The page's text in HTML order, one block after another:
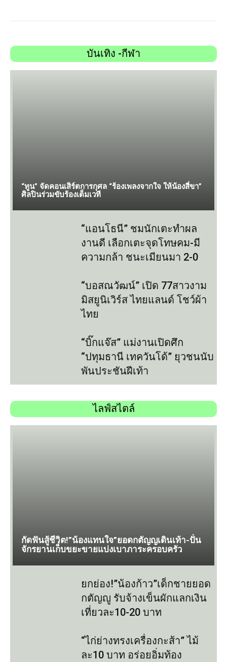
บันเทิง -กีฬา
“ทูน” จัดคอนเสิร์ตการกุศล “ร้องเพลงจากใจ ให้น้องสี่ขา”
ศิลปินร่วมขับร้องเต็มเวที
“แอนโธนี” ชมนักเตะทำผล
งานดี เลือกเตะจุดโทษคม-มี
ความกล้า ชนะเมียนมา 2-0
“บอสณวัฒน์” เปิด 77สาวงาม
มิสยูนิเวิร์ส ไทยแลนด์ โชว์ผ้า
ไทย
“บิ๊กแจ๊ส” แม่งานเปิดศึก
“ปทุมธานี เทควันโด้” ยุวชนนับ
พันประชันฝีเท้า
ไลฟ์สไตล์
กัดฟันสู้ชีวิต!”น้องแทนใจ”ยอดกตัญญเดินเท้า-ปั่น
จักรยานเก็บขยะขายแบ่งเบาภาระครอบครัว
ยกย่อง!”น้องก้าว”เด็กชายยอด
กตัญญู รับจ้างเข็นผักแลกเงิน
เที่ยวละ10-20 บาท
“ไก่ย่างทรงเครื่องกะส้า” ไม้
ละ10 บาท อร่อยอิ่มท้อง